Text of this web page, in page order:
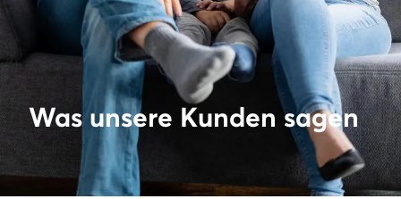
Was unsere Kunden sagen